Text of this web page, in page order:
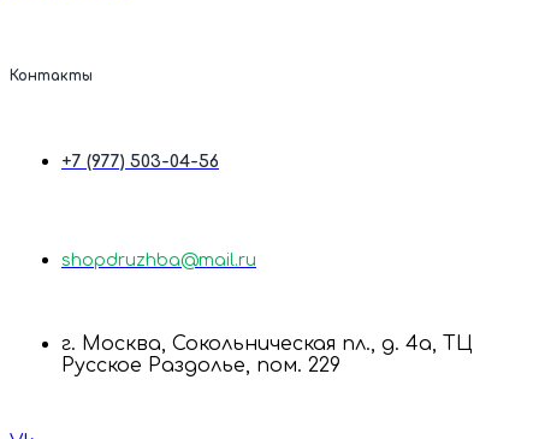
Контакты
+7 (977) 503-04-56
shopdruzhba@mail.ru
г. Москва, Сокольническая пл., д. 4а, ТЦ
Русское Раздолье, пом. 229